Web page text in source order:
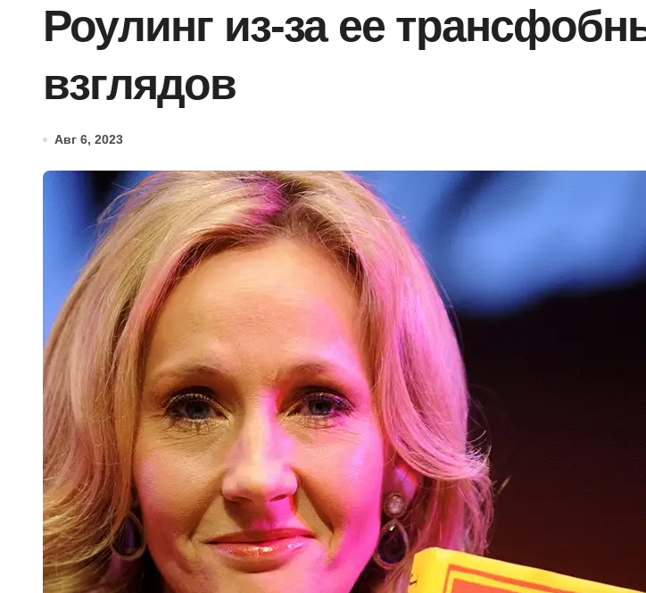
Роулинг из-за ее
взглядов
Авг 6, 2023